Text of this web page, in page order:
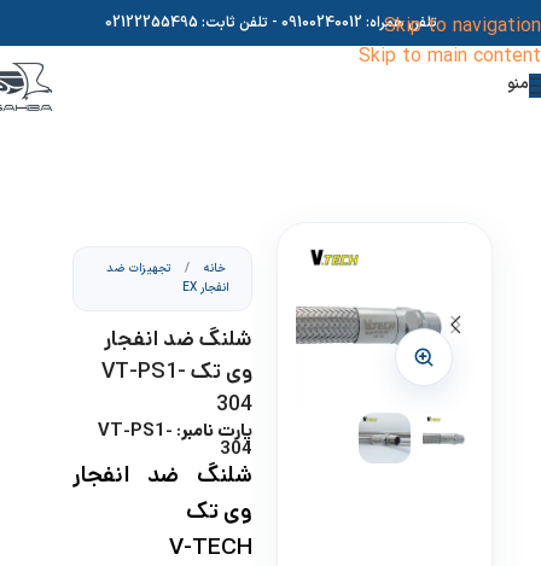
Skip to navigation
Skip to main content
تلفن همراه: 09100240012 - تلفن ثابت: 02122255495
منو
خانه /
تجهیزات ضد
انفجار EX
شلنگ ضد انفجار
وی تک VT-PS1-
304
پارت نامبر: VT-PS1-
304
شلنگ ضد انفجار
وی تک
V-TECH